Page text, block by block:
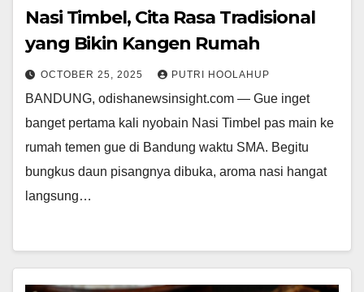
Nasi Timbel, Cita Rasa Tradisional
yang Bikin Kangen Rumah
OCTOBER 25, 2025 PUTRI HOOLAHUP
BANDUNG, odishanewsinsight.com — Gue inget
banget pertama kali nyobain Nasi Timbel pas main ke
rumah temen gue di Bandung waktu SMA. Begitu
bungkus daun pisangnya dibuka, aroma nasi hangat
langsung…